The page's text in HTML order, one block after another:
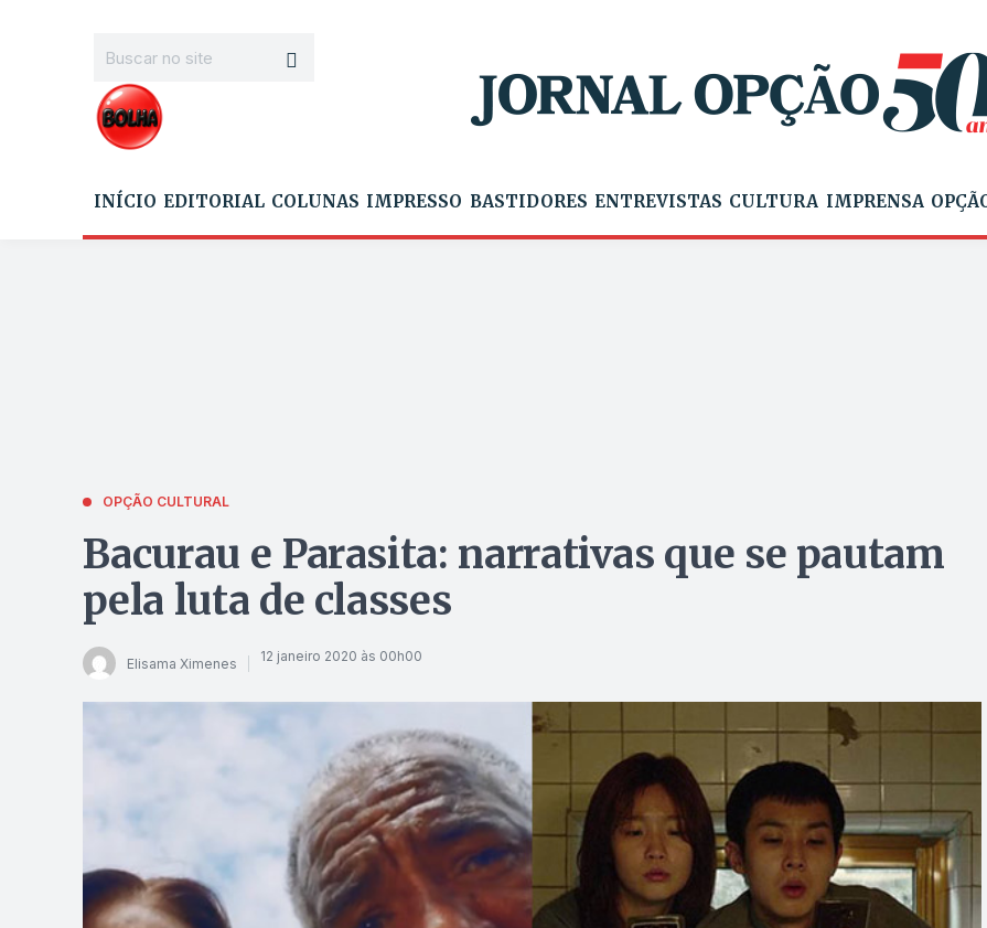
INÍCIO EDITORIAL COLUNAS IMPRESSO BASTIDORES ENTREVISTAS CULTURA IMPRENSA
OPÇÃO CULTURAL
Bacurau e Parasita: narrativas que se pautam
pela luta de classes
Elisama Ximenes 12 janeiro 2020 às 00h00